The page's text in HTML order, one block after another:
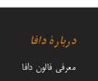
دربارۀ دافا
معرفی فالون دافا